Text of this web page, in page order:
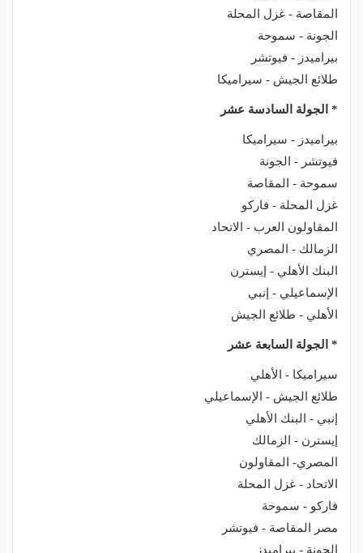
المقاصة - غزل المحلة
الجونة - سموحة
بيراميدز - فيوتشر
طلائع الجيش - سيراميكا
* الجولة السادسة عشر
بيراميدز - سيراميكا
فيوتشر - الجونة
سموحة - المقاصة
غزل المحلة - فاركو
المقاولون العرب - الاتحاد
الزمالك - المصري
البنك الأهلي - إيسترن
الإسماعيلي - إنبي
الأهلي - طلائع الجيش
* الجولة السابعة عشر
سيراميكا - الأهلي
طلائع الجيش - الإسماعيلي
إنبي - البنك الأهلي
إيسترن - الزمالك
المصري- المقاولون
الاتحاد - غزل المحلة
فاركو - سموحة
مصر المقاصة - فيوتشر
الجونة - بيراميدز